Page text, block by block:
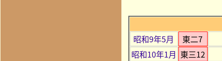
昭和9年5月
東二7
昭和10年1月 東三12